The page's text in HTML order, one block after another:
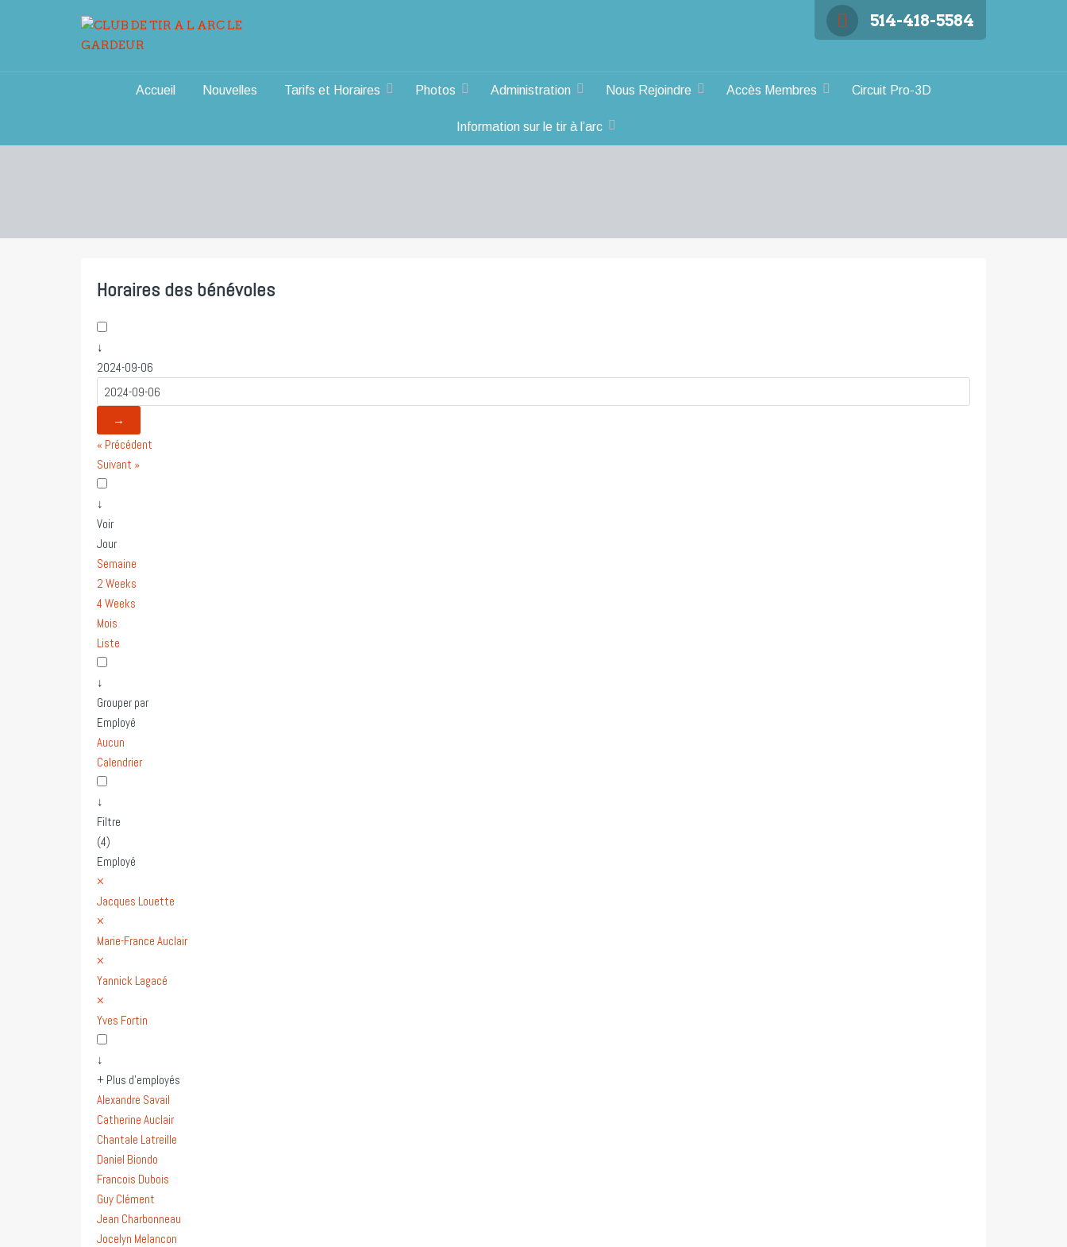
514-418-5584
Accueil Nouvelles Tarifs et Horaires Photos Administration Nous Rejoindre Accès Membres Circuit Pro-3D
Information sur le tir à l’arc
Horaires des bénévoles
↓
2024-09-06
→
« Précédent
Suivant »
↓
Voir
Jour
Semaine
2 Weeks
4 Weeks
Mois
Liste
↓
Grouper par
Employé
Aucun
Calendrier
↓
Filtre
(4)
Employé
×
Jacques Louette
×
Marie-France Auclair
×
Yannick Lagacé
×
Yves Fortin
↓
+ Plus d'employés
Alexandre Savail
Catherine Auclair
Chantale Latreille
Daniel Biondo
Francois Dubois
Guy Clément
Jean Charbonneau
Jocelyn Melancon